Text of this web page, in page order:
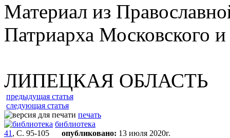
Материал из
Патриарха Московского
ЛИПЕЦКАЯ ОБЛАСТЬ
предыдущая статья
следующая статья
печать
библиотека
41 , С. 95-105 опубликовано: 13 июля 2020г.